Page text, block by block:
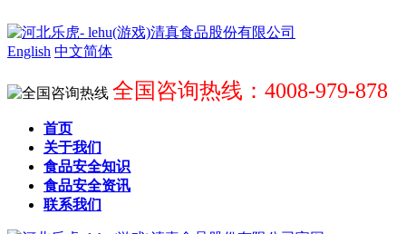
English 中文简体
全国咨询热线：4008-979-878
首页
关于我们
食品安全知识
食品安全资讯
联系我们